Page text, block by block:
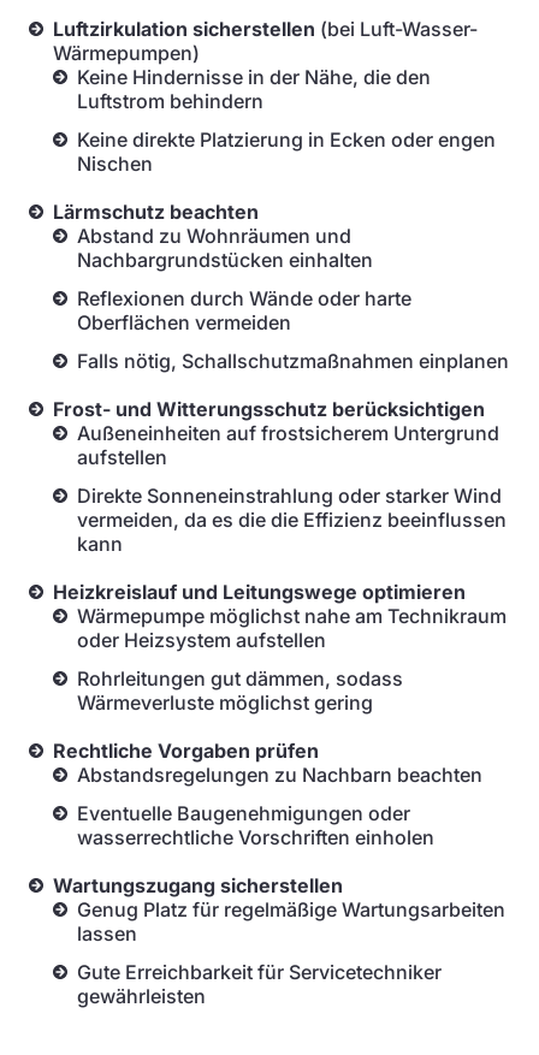
Luftzirkulation sicherstellen (bei Luft-Wasser-
Wärmepumpen)
Keine Hindernisse in der Nähe, die den
Luftstrom behindern
Keine direkte Platzierung in Ecken oder engen
Nischen
Lärmschutz beachten
Abstand zu Wohnräumen und
Nachbargrundstücken einhalten
Reflexionen durch Wände oder harte
Oberflächen vermeiden
Falls nötig, Schallschutzmaßnahmen einplanen
Frost- und Witterungsschutz berücksichtigen
Außeneinheiten auf frostsicherem Untergrund
aufstellen
Direkte Sonneneinstrahlung oder starker Wind
vermeiden, da es die die Effizienz beeinflussen
kann
Heizkreislauf und Leitungswege optimieren
Wärmepumpe möglichst nahe am Technikraum
oder Heizsystem aufstellen
Rohrleitungen gut dämmen, sodass
Wärmeverluste möglichst gering
Rechtliche Vorgaben prüfen
Abstandsregelungen zu Nachbarn beachten
Eventuelle Baugenehmigungen oder
wasserrechtliche Vorschriften einholen
Wartungszugang sicherstellen
Genug Platz für regelmäßige Wartungsarbeiten
lassen
Gute Erreichbarkeit für Servicetechniker
gewährleisten